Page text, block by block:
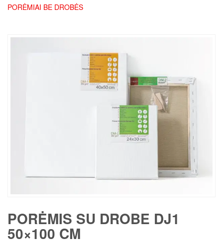
PORĖMIAI BE DROBĖS
PORĖMIS SU DROBE DJ1
50×100 CM